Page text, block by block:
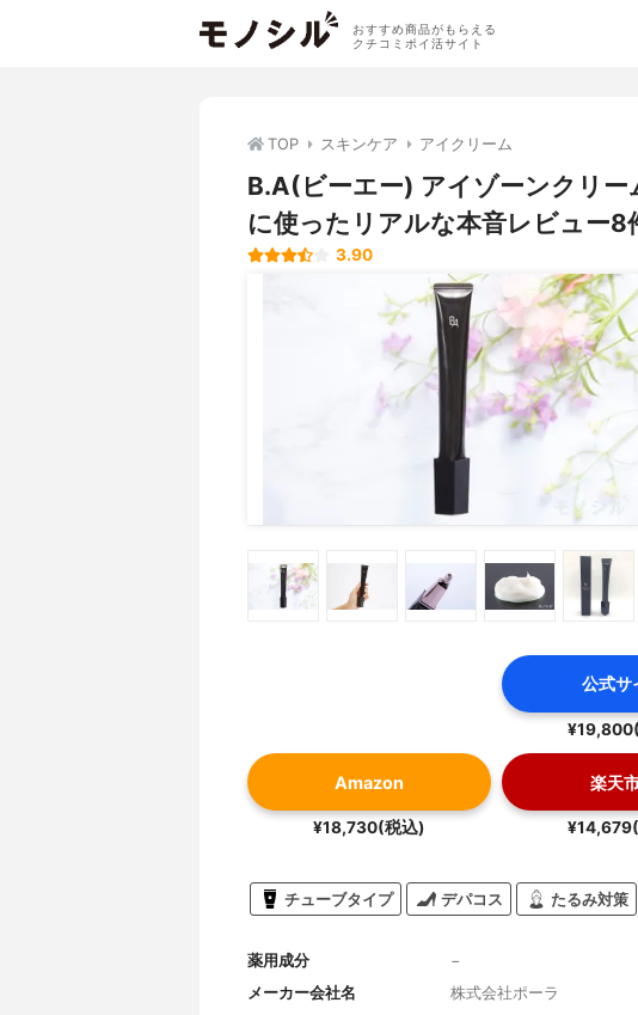
おすすめ商品がもらえる
クチコミポイ活サイト
TOP スキンケア アイクリーム
B.A(ビーエー) アイゾーンクリ
に使ったリアルな本音レビュー8
3.90
公式サ
Amazon
¥18,730(税込)
楽天
チューブタイプ デパコス たるみ対策
薬用成分
−
メーカー会社名
株式会社ポーラ